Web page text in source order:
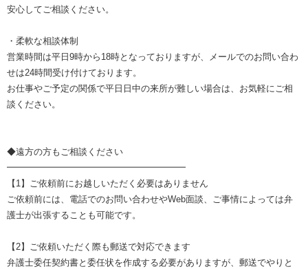
安心してご相談ください。
・柔軟な相談体制
営業時間は平日9時から18時となっておりますが、メールでのお問い合わ
せは24時間受け付けております。
お仕事やご予定の関係で平日日中の来所が難しい場合は、お気軽にご相
談ください。
◆遠方の方もご相談ください
━━━━━━━━━━━━━━━━━━━━
【1】ご依頼前にお越しいただく必要はありません
ご依頼前には、電話でのお問い合わせやWeb面談、ご事情によっては弁
護士が出張することも可能です。
【2】ご依頼いただく際も郵送で対応できます
弁護士委任契約書と委任状を作成する必要がありますが、郵送でやりと